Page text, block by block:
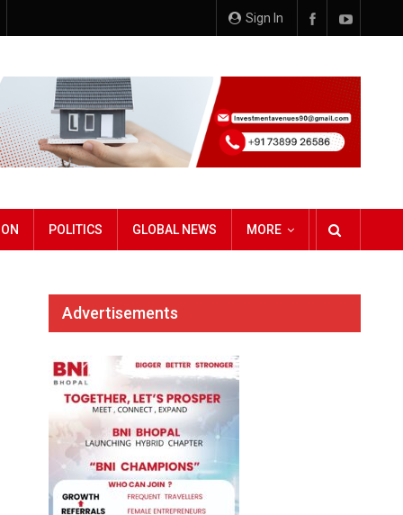
Sign In
POLITICS GLOBAL NEWS MORE
Advertisements